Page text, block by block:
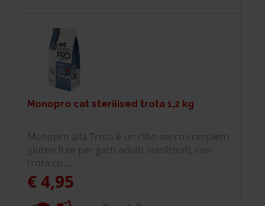
Monopro cat sterilised trota 1,2 kg
Monopro alla Trota è un cibo secco completo
gluten free per gatti adulti sterilizzati, con
trota co ...
€ 4,95